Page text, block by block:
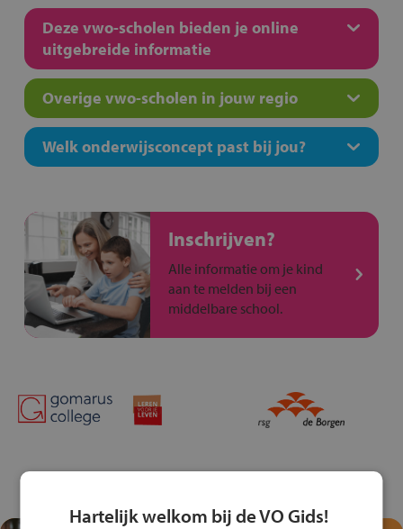
Deze vwo-scholen bieden je online
uitgebreide informatie
Overige vwo-scholen in jouw regio
Welk onderwijsconcept past bij jou?
Inschrijven?
Alle informatie om je kind
aan te melden bij een
middelbare school.
Hartelijk welkom bij de VO Gids!